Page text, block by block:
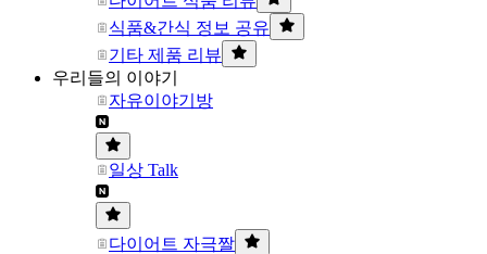
식품&간식 정보 공유
기타 제품 리뷰
우리들의 이야기
자유이야기방
일상 Talk
다이어트 자극짤